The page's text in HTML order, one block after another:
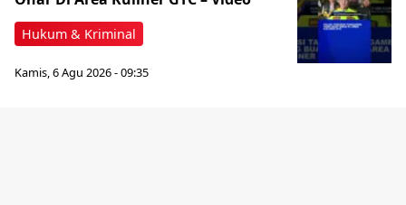
Hukum & Kriminal
Kamis, 6 Agu 2026 - 09:35